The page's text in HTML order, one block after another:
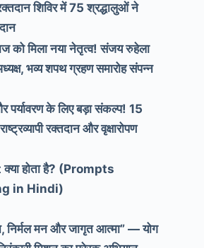
शिविर में 75 श्रद्धालुओं ने
को मिला नया नेतृत्व! संजय रुहेला
भव्य शपथ ग्रहण समारोह संपन्न
पर्यावरण के लिए बड़ा संकल्प! 15
रक्तदान और वृक्षारोपण
होता है? (Prompts
in Hindi)
निर्मल मन और जागृत आत्मा” — योग